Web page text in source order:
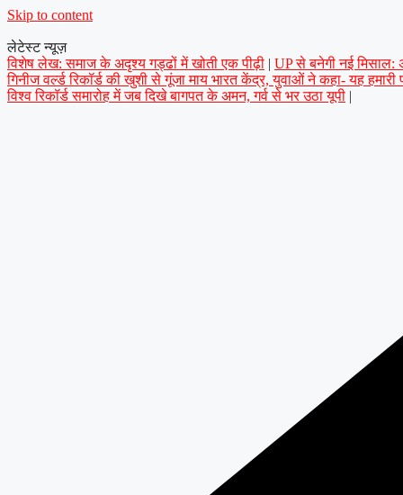
Skip to content
लेटेस्ट न्यूज़
विशेष लेख: समाज के अदृश्य गड्ढों में खोती एक पीढ़ी | UP से बनेगी नई मिसाल:
गिनीज वर्ल्ड रिकॉर्ड की खुशी से गूंजा माय भारत केंद्र, युवाओं ने कहा- यह हमारी
विश्व रिकॉर्ड समारोह में जब दिखे बागपत के अमन, गर्व से भर उठा यूपी |